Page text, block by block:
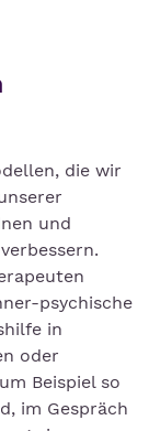
die wir
und
psychische
in
oder
Beispiel so
im Gespräch